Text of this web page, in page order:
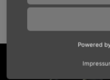
Powered